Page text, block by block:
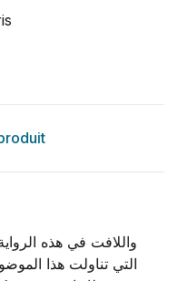
واللافت في هذه
التي تناولت هذا